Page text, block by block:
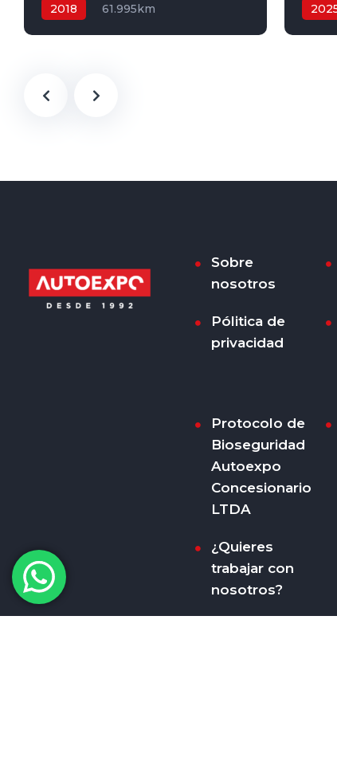
2018
61.995km
Sobre
nosotros
Pólitica de
privacidad
Protocolo de
Bioseguridad
Autoexpo
Concesionario
LTDA
¿Quieres
trabajar con
nosotros?